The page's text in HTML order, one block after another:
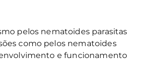
pelos nematoides parasitas
como pelos nematoides
e funcionamento